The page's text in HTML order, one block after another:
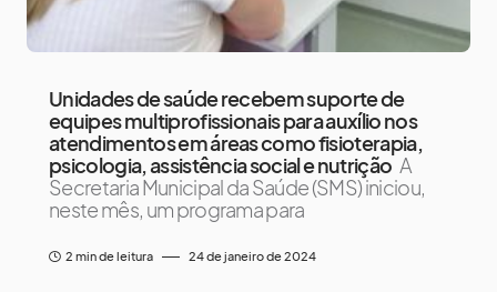
Unidades de saúde recebem suporte de
equipes multiprofissionais para auxílio nos
atendimentos em áreas como fisioterapia,
psicologia, assistência social e nutrição A
Secretaria Municipal da Saúde (SMS) iniciou,
neste mês, um programa para
2 min de leitura 24 de janeiro de 2024